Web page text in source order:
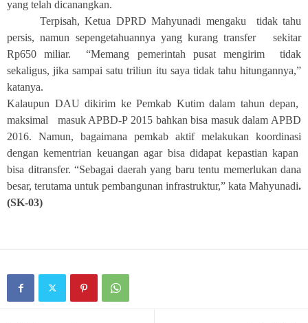
yang telah dicanangkan.
Terpisah, Ketua DPRD Mahyunadi mengaku tidak tahu
persis, namun sepengetahuannya yang kurang transfer sekitar
Rp650 miliar. “Memang pemerintah pusat mengirim tidak
sekaligus, jika sampai satu triliun itu saya tidak tahu hitungannya,”
katanya.
Kalaupun DAU dikirim ke Pemkab Kutim dalam tahun depan,
maksimal masuk APBD-P 2015 bahkan bisa masuk dalam APBD
2016. Namun, bagaimana pemkab aktif melakukan koordinasi
dengan kementrian keuangan agar bisa didapat kepastian kapan
bisa ditransfer. “Sebagai daerah yang baru tentu memerlukan dana
besar, terutama untuk pembangunan infrastruktur,” kata Mahyunadi.
(SK-03)